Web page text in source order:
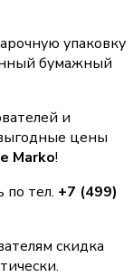
упаковку
бумажный
и
цены
Marko!
тел. +7 (499)
скидка